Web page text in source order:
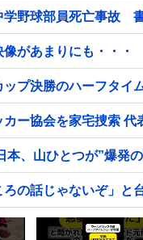
学野球部員死亡事故
があまりにも・・・
ップ決勝のハーフタ
ー協会を家宅捜索 代
本、山ひとつが”爆発
ろの話じゃないぞ」